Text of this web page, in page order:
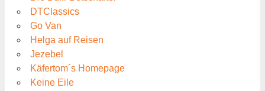
DTClassics
Go Van
Helga auf Reisen
Jezebel
Käfertom´s Homepage
Keine Eile